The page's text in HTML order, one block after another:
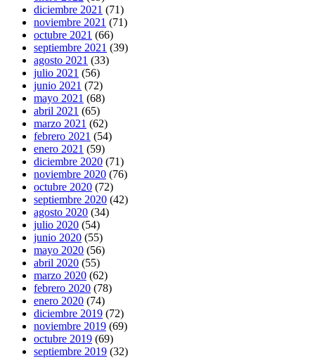
diciembre 2021 (71)
noviembre 2021 (71)
octubre 2021 (66)
septiembre 2021 (39)
agosto 2021 (33)
julio 2021 (56)
junio 2021 (72)
mayo 2021 (68)
abril 2021 (65)
marzo 2021 (62)
febrero 2021 (54)
enero 2021 (59)
diciembre 2020 (71)
noviembre 2020 (76)
octubre 2020 (72)
septiembre 2020 (42)
agosto 2020 (34)
julio 2020 (54)
junio 2020 (55)
mayo 2020 (56)
abril 2020 (55)
marzo 2020 (62)
febrero 2020 (78)
enero 2020 (74)
diciembre 2019 (72)
noviembre 2019 (69)
octubre 2019 (69)
septiembre 2019 (32)